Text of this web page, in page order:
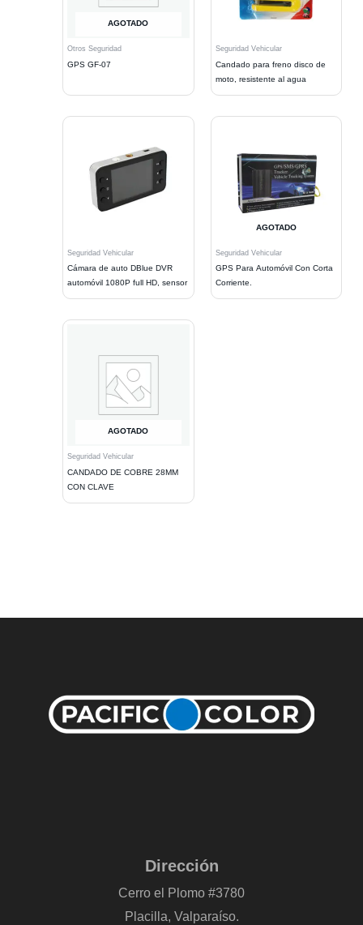
AGOTADO
Otros Seguridad
GPS GF-07
Seguridad Vehicular
Candado para freno disco de
moto, resistente al agua
Seguridad Vehicular
Cámara de auto DBlue DVR
automóvil 1080P full HD, sensor
AGOTADO
Seguridad Vehicular
GPS Para Automóvil Con Corta
Corriente.
AGOTADO
Seguridad Vehicular
CANDADO DE COBRE 28MM
CON CLAVE
Dirección
Cerro el Plomo #3780
Placilla, Valparaíso.